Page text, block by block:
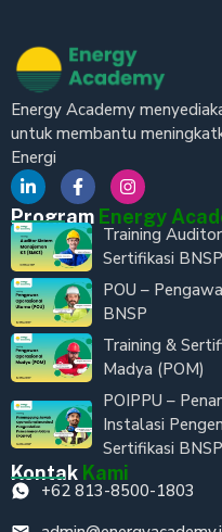
Energy Academy
untuk membantu
Energi
Program Energy
Training
Sertifikasi BNSP
POU –
BNSP
Training &
Madya (POM)
POIPPU –
Instalasi
Sertifikasi BNSP
Kontak Kami
+62 813-8500-1803